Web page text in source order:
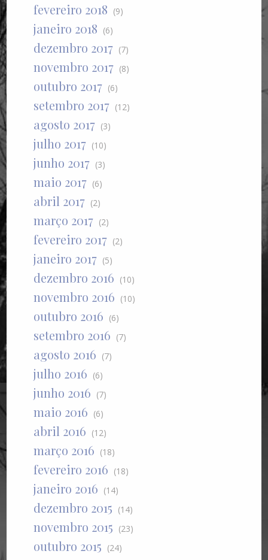
fevereiro 2018 (9)
janeiro 2018 (6)
dezembro 2017 (7)
novembro 2017 (8)
outubro 2017 (6)
setembro 2017 (12)
agosto 2017 (3)
julho 2017 (10)
junho 2017 (3)
maio 2017 (6)
abril 2017 (2)
março 2017 (2)
fevereiro 2017 (2)
janeiro 2017 (5)
dezembro 2016 (10)
novembro 2016 (10)
outubro 2016 (6)
setembro 2016 (7)
agosto 2016 (7)
julho 2016 (6)
junho 2016 (7)
maio 2016 (6)
abril 2016 (12)
março 2016 (18)
fevereiro 2016 (18)
janeiro 2016 (14)
dezembro 2015 (14)
novembro 2015 (23)
outubro 2015 (24)